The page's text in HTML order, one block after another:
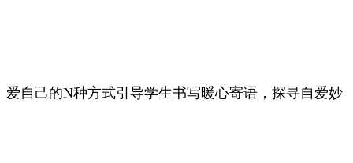
爱自己的N种方式引导学生书写暖心寄语，探寻自爱妙